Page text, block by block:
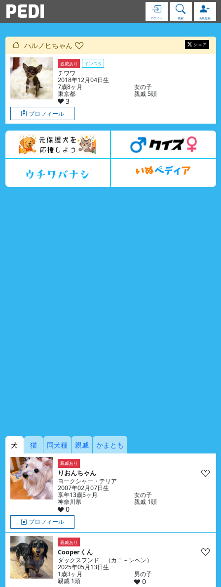
PEDI ログイン 検索 新規登録
ハルノヒちゃん シェア
親戚あり インスタ
チワワ
2018年12月04日生
7歳8ヶ月
女の子
東京都
親戚 5頭
3
プロフィール
犬 猫 同犬種 親戚 かまとも
親戚あり
りおんちゃん
ヨークシャー・テリア
2007年02月07日生
享年13歳5ヶ月
女の子
神奈川県
親戚 1頭
0
プロフィール
親戚あり
Cooperくん
ダックスフンド （カニ－ンヘン）
2025年05月13日生
1歳3ヶ月
男の子
親戚 1頭
0